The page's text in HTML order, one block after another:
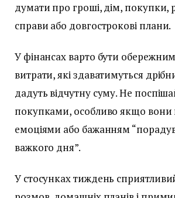
думати про гроші, дім, покупки,
справи або довгострокові плани.
У фінансах варто бути
витрати, які здаватимуться
дадуть відчутну суму. Не
покупками, особливо якщо вони
емоціями або бажанням
важкого дня”.
У стосунках тиждень